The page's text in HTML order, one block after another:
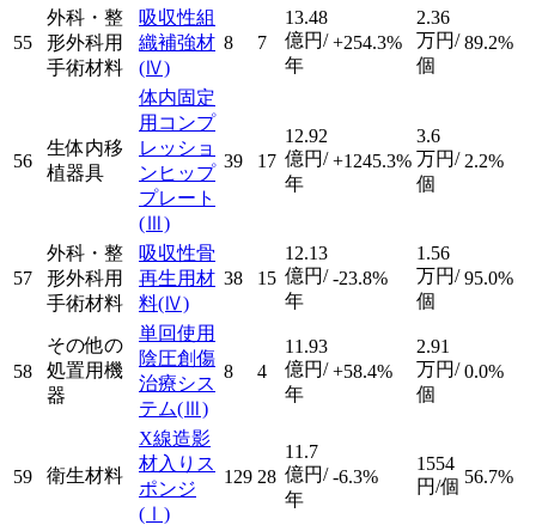
55
外科・整
形外科用
手術材料
吸収性組
織補強材
(Ⅳ)
8 7
13.48
億円/
年
+254.3%
2.36
万円/
個
89.2%
56
生体内移
植器具
体内固定
用コンプ
レッショ
ンヒップ
プレート
(Ⅲ)
39 17
12.92
億円/
年
+1245.3%
3.6
万円/
個
2.2%
57
外科・整
形外科用
手術材料
吸収性骨
再生用材
料(Ⅳ)
38 15
12.13
億円/
年
-23.8%
1.56
万円/
個
95.0%
58
その他の
処置用機
器
単回使用
陰圧創傷
治療シス
テム(Ⅲ)
8 4
11.93
億円/
年
+58.4%
2.91
万円/
個
0.0%
59 衛生材料
X線造影
材入りス
ポンジ
(Ⅰ)
129 28
11.7
億円/
年
-6.3%
1554
円/個 56.7%